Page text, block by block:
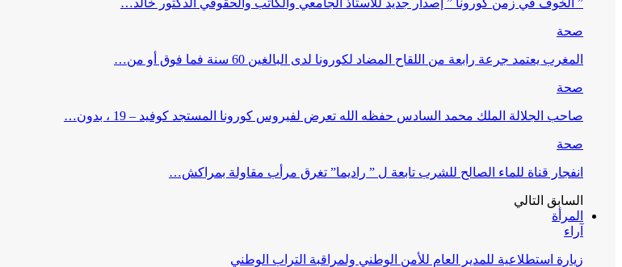
” الخوف في زمن كورونا ” إصدار جديد للأستاذ الجامعي والكاتب والحقوقي الدكتور خالد…
صحة
المغرب يعتمد جرعة رابعة من اللقاح المضاد لكورونا لدى البالغين 60 سنة فما فوق أو من…
صحة
صاحب الجلالة الملك محمد السادس حفظه الله تعرض لفيروس كورونا المستجد كوفيد – 19 ، بدون…
صحة
انفجار قناة للماء الصالح للشرب تابعة ل ” راديما” تغرق مرأب مقاولة بمراكش…
السابق التالي
المرأة
آراء
زيارة استطلاعية للمدير العام للأمن الوطني ولمراقبة التراب الوطني